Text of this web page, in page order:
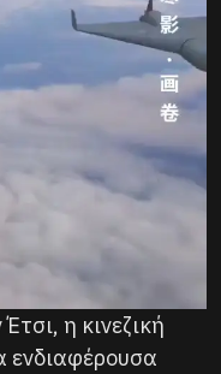
η κινεζική
ενδιαφέρουσα